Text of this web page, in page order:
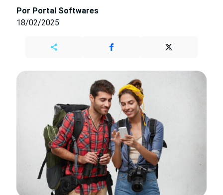
Por Portal Softwares
18/02/2025